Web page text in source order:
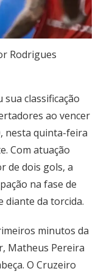
Rodrigues
classificação
ao vencer
nesta quinta-feira
Com atuação
de dois gols, a
na fase de
diante da torcida.
minutos da
Matheus Pereira
O Cruzeiro